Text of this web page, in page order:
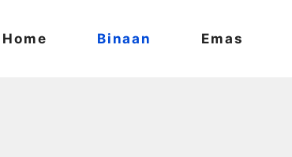
Home Binaan Emas